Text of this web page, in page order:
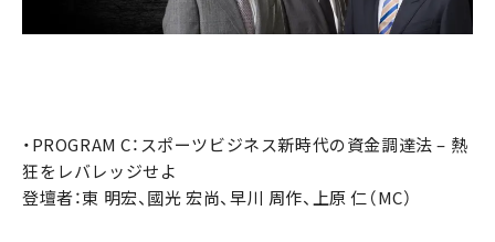
・PROGRAM C：スポーツビジネス新時代の資金調達法 – 熱
狂をレバレッジせよ
登壇者：東 明宏、國光 宏尚、早川 周作、上原 仁（MC）